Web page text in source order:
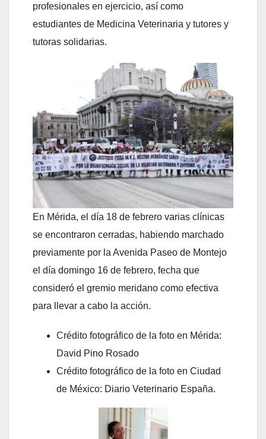
profesionales en ejercicio, así como
estudiantes de Medicina Veterinaria y tutores y
tutoras solidarias.
En Mérida, el día 18 de febrero varias clínicas
se encontraron cerradas, habiendo marchado
previamente por la Avenida Paseo de Montejo
el día domingo 16 de febrero, fecha que
consideró el gremio meridano como efectiva
para llevar a cabo la acción.
Crédito fotográfico de la foto en Mérida:
David Pino Rosado
Crédito fotográfico de la foto en Ciudad
de México: Diario Veterinario España.